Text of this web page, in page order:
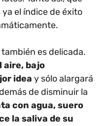
el índice de éxito
es delicada.
aire, bajo
idea y sólo alargará
de disminuir la
con agua, suero
la saliva de su